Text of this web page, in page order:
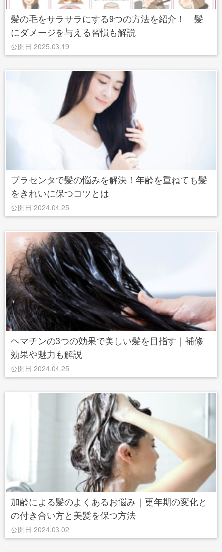
髪の毛をサラサラにする9つの方法を紹介！ 髪
にダメージを与える習慣も解説
公開日 2025.03.19
プラセンタで髪の悩みを解決！年齢を重ねても髪
をきれいに保つコツとは
公開日 2024.04.25
ヘマチンの3つの効果で美しい髪を目指す｜補修
効果や魅力も解説
公開日 2024.04.25
加齢による髪のよくあるお悩み｜更年期の変化と
の付き合い方と美髪を保つ方法
公開日 2024.03.02